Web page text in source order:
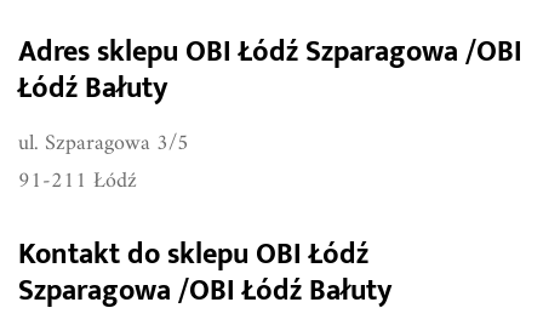
OBI Łódź Szparagowa / OBI Łódź
Bałuty
Adres sklepu OBI Łódź Szparagowa /OBI
Łódź Bałuty
ul. Szparagowa 3/5
91-211 Łódź
Kontakt do sklepu OBI Łódź
Szparagowa /OBI Łódź Bałuty